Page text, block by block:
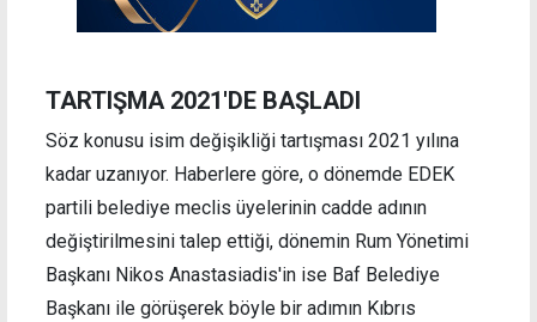
TARTIŞMA 2021'DE BAŞLADI
Söz konusu isim değişikliği tartışması 2021 yılına
kadar uzanıyor. Haberlere göre, o dönemde EDEK
partili belediye meclis üyelerinin cadde adının
değiştirilmesini talep ettiği, dönemin Rum Yönetimi
Başkanı Nikos Anastasiadis'in ise Baf Belediye
Başkanı ile görüşerek böyle bir adımın Kıbrıs